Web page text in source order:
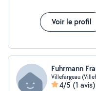
Voir le profil
Fuhrmann
Villefargeau
4/5 (1 avis)